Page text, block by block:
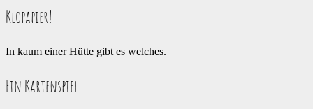
Klopapier!
In kaum einer Hütte gibt es welches.
Ein Kartenspiel.